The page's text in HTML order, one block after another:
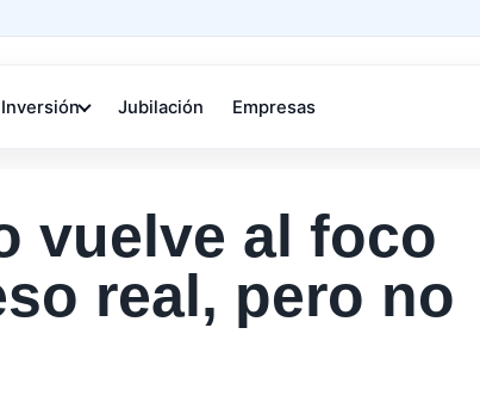
Inversión Jubilación Empresas
vuelve al foco
real, pero no